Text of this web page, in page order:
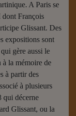
A Paris se
dont François
Glissant. Des
expositions sont
gère aussi le
la mémoire de
à partir des
à plusieurs
qui décerne
Glissant, ou la